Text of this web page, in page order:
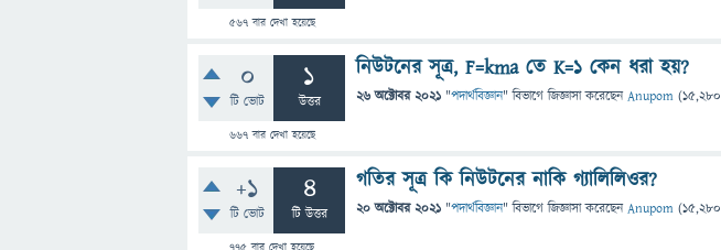
567বার দেখা হয়েছে
0
টি ভোট
1
উত্তর
667বার দেখা হয়েছে
নিউটনের সূত্র, F=kma তে K=1 কেন ধরা হয়?
26 অক্টোবর 2021 "পদার্থবিজ্ঞান" বিভাগে জিজ্ঞাসাকরেছেনAnupom (15,280
+1
টি ভোট
4
টি উত্তর
গতির সূত্র কি নিউটনের নাকি গ্যালিলিওর?
20 অক্টোবর 2021 "পদার্থবিজ্ঞান" বিভাগে জিজ্ঞাসাকরেছেনAnupom (15,280